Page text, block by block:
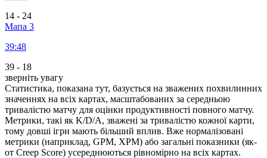
14 - 24
Мапа 3
39:48
39 - 18
зверніть увагу
Статистика, показана тут, базується на зважених похвилинних
значеннях на всіх картах, масштабованих за середньою
тривалістю матчу для оцінки продуктивності повного матчу.
Метрики, такі як K/D/A, зважені за тривалістю кожної карти,
тому довші ігри мають більший вплив. Вже нормалізовані
метрики (наприклад, GPM, XPM) або загальні показники (як-
от Creep Score) усереднюються рівномірно на всіх картах.